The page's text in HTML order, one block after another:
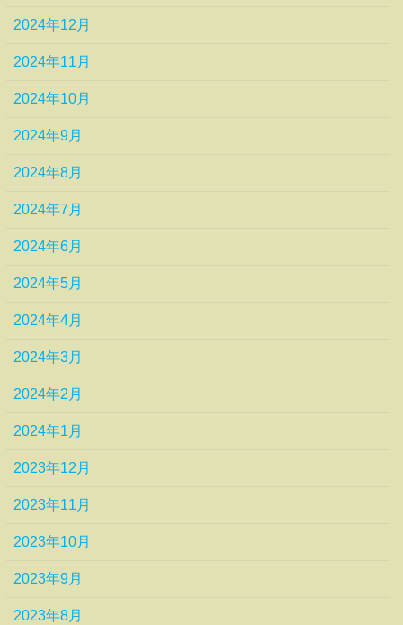
2024年12月
2024年11月
2024年10月
2024年9月
2024年8月
2024年7月
2024年6月
2024年5月
2024年4月
2024年3月
2024年2月
2024年1月
2023年12月
2023年11月
2023年10月
2023年9月
2023年8月